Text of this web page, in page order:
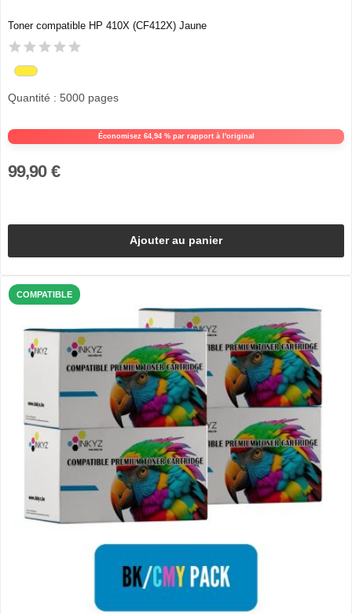
Toner compatible HP 410X (CF412X) Jaune
Économisez 64,94 % par rapport à l'original
Quantité : 5000 pages
99,90 €
Ajouter au panier
COMPATIBLE